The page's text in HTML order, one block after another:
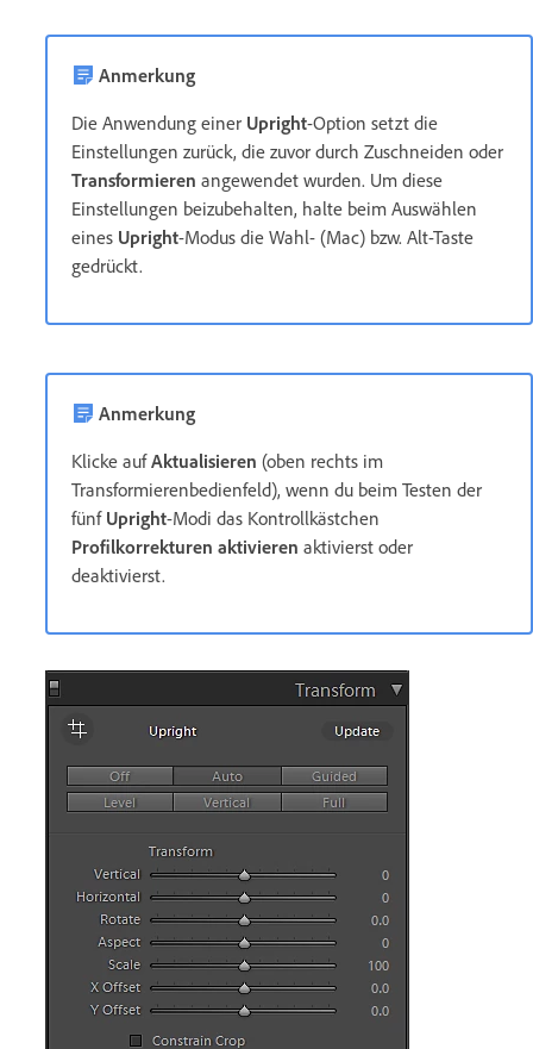
Anmerkung
Die Anwendung einer Upright-Option setzt die
Einstellungen zurück, die zuvor durch Zuschneiden oder
Transformieren angewendet wurden. Um diese
Einstellungen beizubehalten, halte beim Auswählen
eines Upright-Modus die Wahl- (Mac) bzw. Alt-Taste
gedrückt.
Anmerkung
Klicke aufAktualisieren (oben rechts im
Transformierenbedienfeld), wenn du beim Testen der
fünf Upright-Modi das Kontrollkästchen
Profilkorrekturen aktivieren aktivierst oder
deaktivierst.